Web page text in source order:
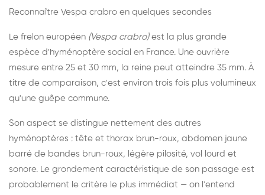
Reconnaître Vespa crabro en quelques secondes
Le frelon européen (Vespa crabro)est la plus grande
espèce d'hyménoptère social en France. Une ouvrière
mesure entre 25 et 30 mm, la reine peut atteindre 35 mm. À
titre de comparaison, c'est environ trois fois plus volumineux
qu'une guêpe commune.
Son aspect se distingue nettement des autres
hyménoptères : tête et thorax brun-roux, abdomen jaune
barré de bandes brun-roux, légère pilosité, vol lourd et
sonore. Le grondement caractéristique de son passage est
probablement le critère le plus immédiat — on l'entend